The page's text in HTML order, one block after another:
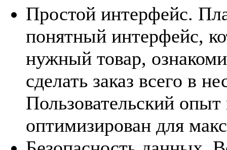
Простой интерфейс.
понятный интерфейс,
нужный товар,
сделать заказ всего в
Пользовательский
оптимизирован для